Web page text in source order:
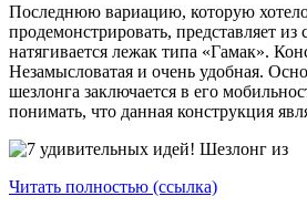
Последнюю вариацию, которую
продемонстрировать, представляет из
натягивается лежак типа «Гамак».
Незамысловатая и очень удобная.
шезлонга заключается в его
понимать, что данная конструкция
Читать полностью (ссылка)